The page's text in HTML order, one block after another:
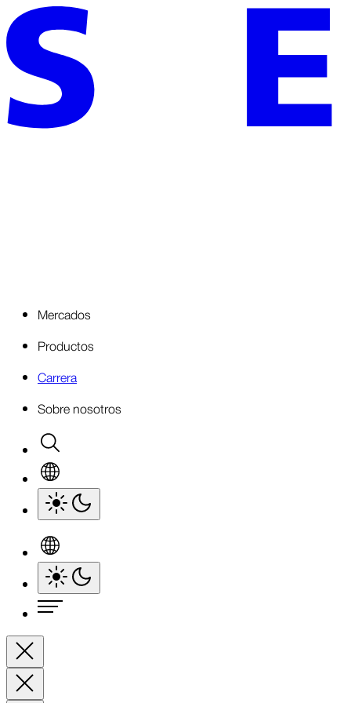
Mercados
Productos
Carrera
Sobre nosotros